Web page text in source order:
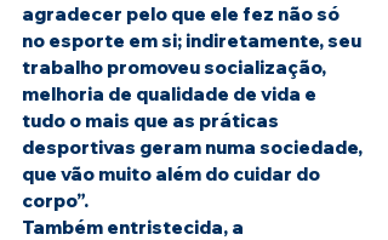
agradecer pelo que ele fez não só
no esporte em si; indiretamente, seu
trabalho promoveu socialização,
melhoria de qualidade de vida e
tudo o mais que as práticas
desportivas geram numa sociedade,
que vão muito além do cuidar do
corpo”.
Também entristecida, a